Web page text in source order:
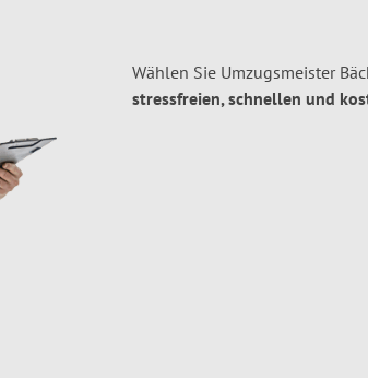
Wählen Sie Umzugsmeister
stressfreien, schnellen und